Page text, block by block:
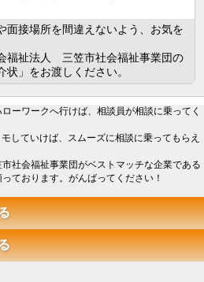
面接場所を間違えないよう、お気を
福祉法人 三笠市社会福祉事業団の
」をお渡しください。
ーワークへ行けば、相談員が相談に乗ってく
していけば、スムーズに相談に乗ってもらえ
社会福祉事業団がベストマッチな企業である
ております。がんばってください！